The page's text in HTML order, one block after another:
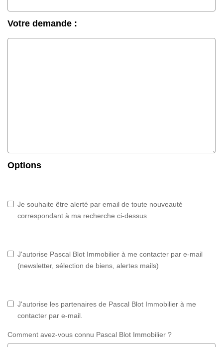
Votre demande :
Options
Je souhaite être alerté par email de toute nouveauté
correspondant à ma recherche ci-dessus
J'autorise Pascal Blot Immobilier à me contacter par e-mail
(newsletter, sélection de biens, alertes mails)
J'autorise les partenaires de Pascal Blot Immobilier à me
contacter par e-mail.
Comment avez-vous connu Pascal Blot Immobilier ?